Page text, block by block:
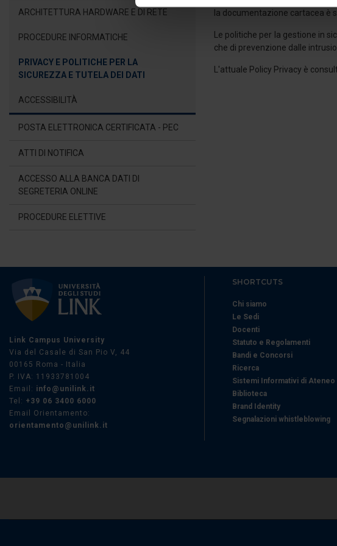
modificare o ritirare il tuo consenso in
Utilizziamo i cookie per personalizzare
nostro traffico. Condividiamo inoltre
di analisi dei dati web, pubblicità e social
ARCHITETTURA HARDWARE E DI RETE
PROCEDURE INFORMATICHE
PRIVACY E POLITICHE PER LA
SICUREZZA E TUTELA DEI DATI
ACCESSIBILITÀ
POSTA ELETTRONICA CERTIFICATA - PEC
ATTI DI NOTIFICA
ACCESSO ALLA BANCA DATI DI
SEGRETERIA ONLINE
PROCEDURE ELETTIVE
la documentazione cartacea è
Le politiche per la gestione in
che di prevenzione dalle
L'attuale Policy Privacy è
Link Campus University
Via del Casale di San Pio V, 44
00165 Roma - Italia
P. IVA: 11933781004
Email: info@unilink.it
Tel: +39 06 3400 6000
Email Orientamento:
orientamento@unilink.it
SHORTCUTS
Chi siamo
Le Sedi
Docenti
Statuto e Regolamenti
Bandi e Concorsi
Ricerca
Sistemi Informativi di Ateneo
Biblioteca
Brand Identity
Segnalazioni whistleblowing